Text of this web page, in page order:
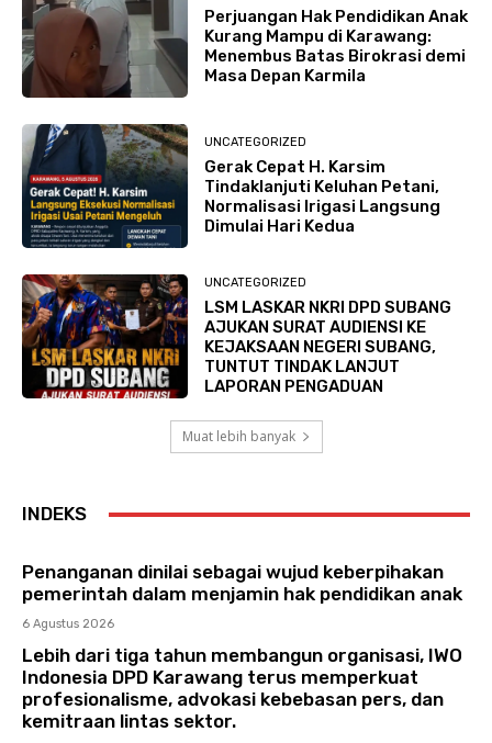
Perjuangan Hak Pendidikan Anak
Kurang Mampu di Karawang:
Menembus Batas Birokrasi demi
Masa Depan Karmila
UNCATEGORIZED
Gerak Cepat H. Karsim
Tindaklanjuti Keluhan Petani,
Normalisasi Irigasi Langsung
Dimulai Hari Kedua
UNCATEGORIZED
LSM LASKAR NKRI DPD SUBANG
AJUKAN SURAT AUDIENSI KE
KEJAKSAAN NEGERI SUBANG,
TUNTUT TINDAK LANJUT
LAPORAN PENGADUAN
Muat lebih banyak
INDEKS
Penanganan dinilai sebagai wujud keberpihakan
pemerintah dalam menjamin hak pendidikan anak
6 Agustus 2026
Lebih dari tiga tahun membangun organisasi, IWO
Indonesia DPD Karawang terus memperkuat
profesionalisme, advokasi kebebasan pers, dan
kemitraan lintas sektor.